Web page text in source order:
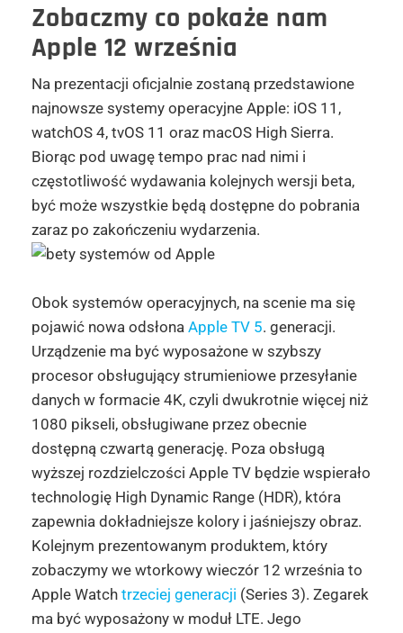
Zobaczmy co pokaże nam
Apple 12 września
Na prezentacji oficjalnie zostaną przedstawione
najnowsze systemy operacyjne Apple: iOS 11,
watchOS 4, tvOS 11 oraz macOS High Sierra.
Biorąc pod uwagę tempo prac nad nimi i
częstotliwość wydawania kolejnych wersji beta,
być może wszystkie będą dostępne do pobrania
zaraz po zakończeniu wydarzenia.
Obok systemów operacyjnych, na scenie ma się
pojawić nowa odsłona Apple TV 5. generacji.
Urządzenie ma być wyposażone w szybszy
procesor obsługujący strumieniowe przesyłanie
danych w formacie 4K, czyli dwukrotnie więcej niż
1080 pikseli, obsługiwane przez obecnie
dostępną czwartą generację. Poza obsługą
wyższej rozdzielczości Apple TV będzie wspierało
technologię High Dynamic Range (HDR), która
zapewnia dokładniejsze kolory i jaśniejszy obraz.
Kolejnym prezentowanym produktem, który
zobaczymy we wtorkowy wieczór 12 września to
Apple Watch trzeciej generacji (Series 3). Zegarek
ma być wyposażony w moduł LTE. Jego